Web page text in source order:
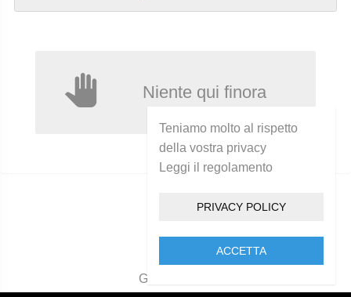
Niente qui finora
Teniamo molto al rispetto
della vostra privacy
Leggi il regolamento
PRIVACY POLICY
ACCETTA
Golcam 2021